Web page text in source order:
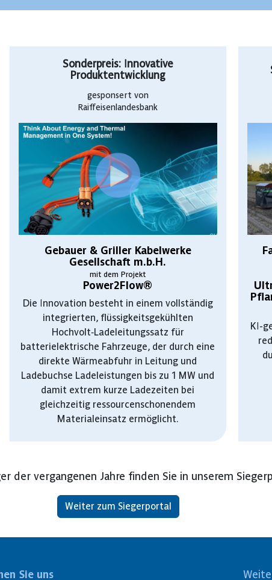
Sonderpreis: Innovative
Produktentwicklung
gesponsert von
Raiffeisenlandesbank
Gebauer & Griller Kabelwerke
Gesellschaft m.b.H.
mit dem Projekt
Power2Flow®
Die Innovation besteht in einem vollständig
integrierten, flüssigkeitsgekühlten
Hochvolt‑Ladeleitungssatz für
batterielektrische Fahrzeuge, der durch eine
direkte Wärmeabfuhr in Leitung und
Ladebuchse Ladeleistungen bis zu 1 MW und
damit extrem kurze Ladezeiten bei
gleichzeitig ressourcenschonendem
Materialeinsatz ermöglicht.
KI-
der vergangenen Jahre finden Sie in unserem
Weiter zum Siegerportal
Sie uns